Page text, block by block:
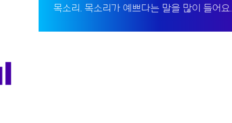
목소리. 목소리가 예쁘다는 말을 많이 들어요.